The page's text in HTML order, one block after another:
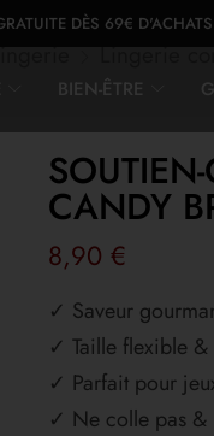
DÈS 69€ D'ACHATS
BIEN-ÊTRE
CANDY
8,90 €
✓ Saveur
✓ Taille flexible
✓ Parfait pour
✓ Ne colle pas &